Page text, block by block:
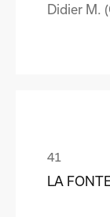
Didier M.
LA